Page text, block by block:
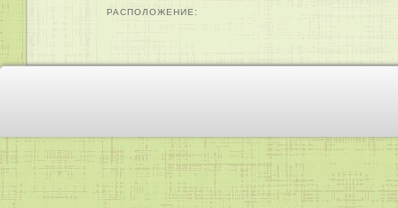
Шаг в будущее
Страничка психолога
Безопасность жизнедеятельности
Основы медицинских знаний
Отмена занятий
Профилактические мероприятия
Безопасность жизнедеятельности
Информационная безопасность
РАСПОЛОЖЕНИЕ: